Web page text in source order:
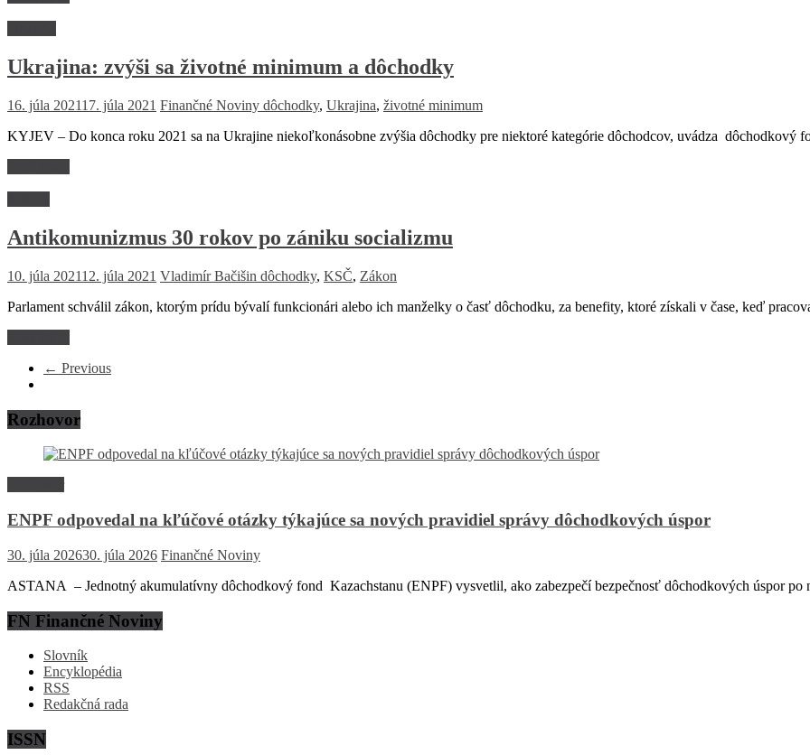
Ukrajina: zvýši sa životné minimum a dôchodky
16. júla 202117. júla 2021 Finančné Noviny dôchodky, Ukrajina, životné minimum
KYJEV – Do konca roku 2021 sa na Ukrajine niekoľkonásobne zvýšia dôchodky pre niektoré kategórie dôchodcov, uvádza dôchodkový
Antikomunizmus 30 rokov po zániku socializmu
10. júla 202112. júla 2021 Vladimír Bačišin dôchodky, KSČ, Zákon
Parlament schválil zákon, ktorým prídu bývalí funkcionári alebo ich manželky o časť dôchodku, za benefity, ktoré získali v čase, keď
← Previous
Rozhovor
ENPF odpovedal na kľúčové otázky týkajúce sa nových pravidiel správy dôchodkových úspor
30. júla 202630. júla 2026 Finančné Noviny
ASTANA – Jednotný akumulatívny dôchodkový fond Kazachstanu (ENPF) vysvetlil, ako zabezpečí bezpečnosť dôchodkových úspor po
FN Finančné Noviny
Slovník
Encyklopédia
RSS
Redakčná rada
ISSN